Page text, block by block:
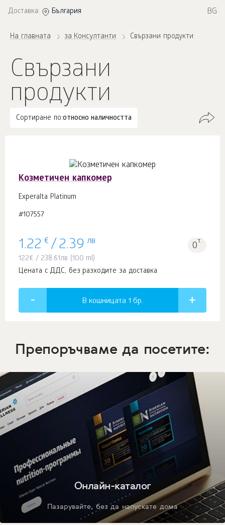
Доставка: България BG
На главната за Консултанти Свързани продукти
Свързани
продукти
Сортиране по:относно наличността
Козметичен капкомер
Experalta Platinum
#107557
1.22 € /2.39 лв 0т.
122€ / 238.61лв (100 ml)
Цената с ДДС, без разходите за доставка
В кошницата 1 бр.
Препоръчваме да посетите:
Онлайн-каталог
Пазарувайте, без да напускате дома